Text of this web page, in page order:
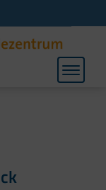
Toggle